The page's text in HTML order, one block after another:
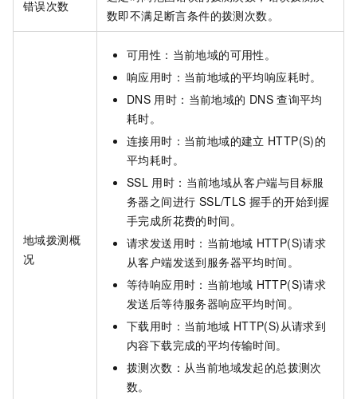
错误次数
数即不满足断言条件的拨测次数。
地域拨测概
况
可用性：当前地域的可用性。
响应用时：当前地域的平均响应耗时。
DNS 用时：当前地域的 DNS 查询平均
耗时。
连接用时：当前地域的建立 HTTP(S)的
平均耗时。
SSL 用时：当前地域从客户端与目标服
务器之间进行 SSL/TLS 握手的开始到握
手完成所花费的时间。
请求发送用时：当前地域 HTTP(S)请求
从客户端发送到服务器平均时间。
等待响应用时：当前地域 HTTP(S)请求
发送后等待服务器响应平均时间。
下载用时：当前地域 HTTP(S)从请求到
内容下载完成的平均传输时间。
拨测次数：从当前地域发起的总拨测次
数。